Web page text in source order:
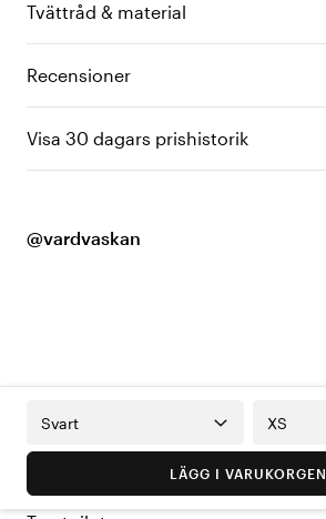
Tvättråd & material
Recensioner
Visa 30 dagars prishistorik
@vardvaskan
Svart XS
LÄGG I VARUKORGEN